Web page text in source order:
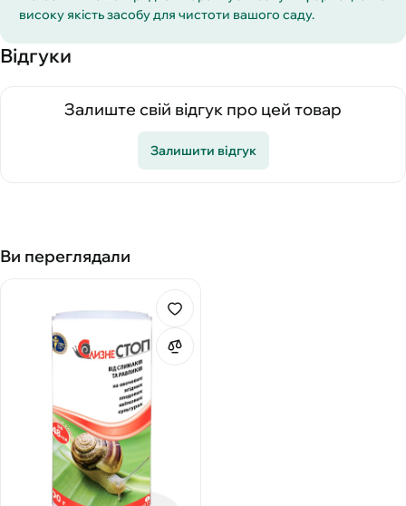
високу якість засобу для чистоти вашого саду.
Відгуки
Залиште свій відгук про цей товар
Залишити відгук
Ви переглядали